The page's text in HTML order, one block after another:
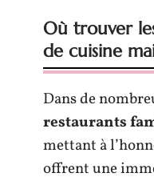
Où trouver
de cuisine
Dans de
restaurants
mettant à
offrent une